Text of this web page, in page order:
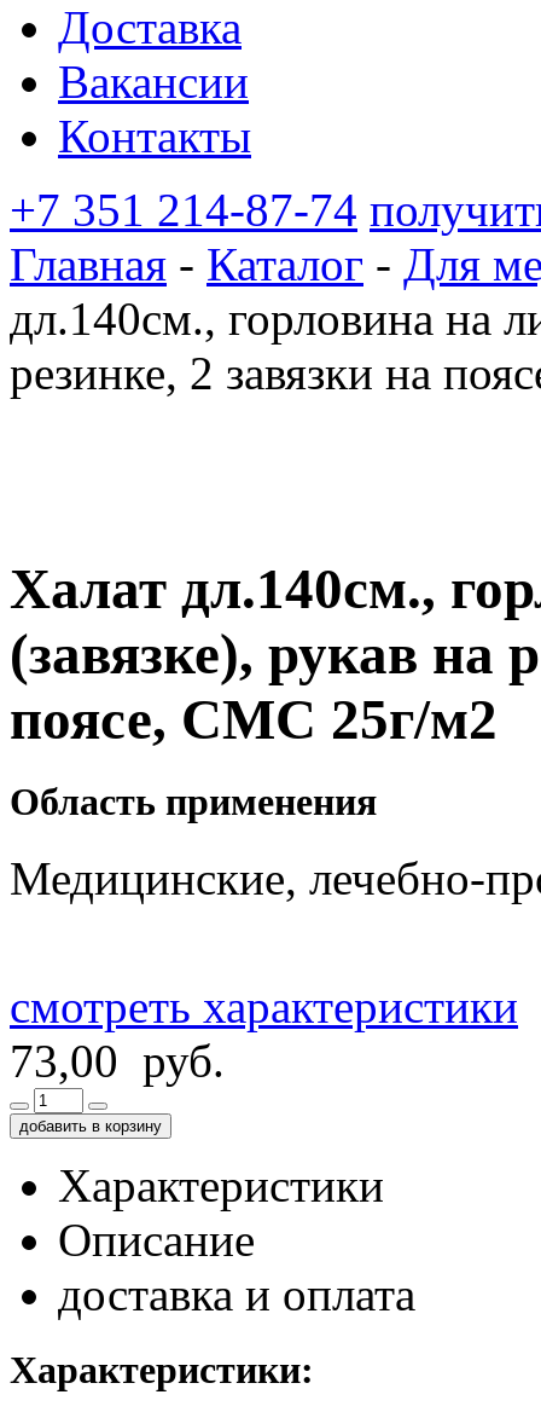
Доставка
Вакансии
Контакты
+7 351 214-87-74
Главная - Каталог - Для
дл.140см., горловина на
резинке, 2 завязки на
Халат дл.140см.,
(завязке), рукав на
поясе, СМС 25г/м2
Область применения
Медицинские, лечебно-
смотреть характеристики
73,00 руб.
добавить в корзину
Характеристики
Описание
доставка и оплата
Характеристики: